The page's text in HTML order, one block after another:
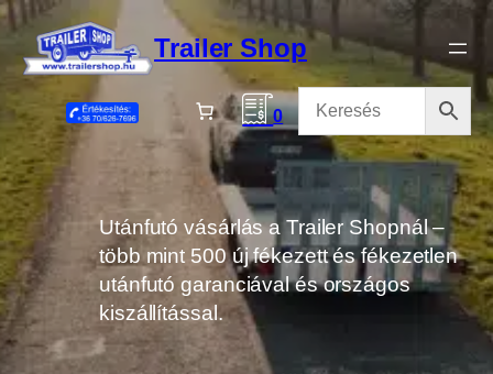
Ugrás
tartalomhoz
Trailer Shop
0
Utánfutó vásárlás a Trailer Shopnál –
több mint 500 új fékezett és fékezetlen
utánfutó garanciával és országos
kiszállítással.